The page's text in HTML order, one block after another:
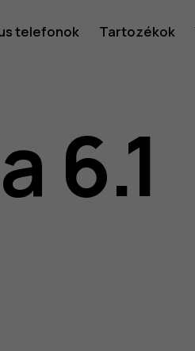
telefonok Tartozékok
6.1